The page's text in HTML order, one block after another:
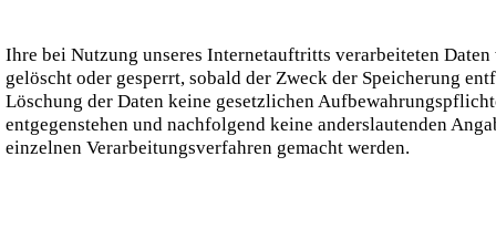
Ihre bei Nutzung unseres Internetauftritts verarbeiteten Daten
gelöscht oder gesperrt, sobald der Zweck der Speicherung
Löschung der Daten keine gesetzlichen
entgegenstehen und nachfolgend keine anderslautenden
einzelnen Verarbeitungsverfahren gemacht werden.